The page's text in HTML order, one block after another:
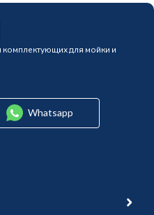
для мойки и
Whatsapp